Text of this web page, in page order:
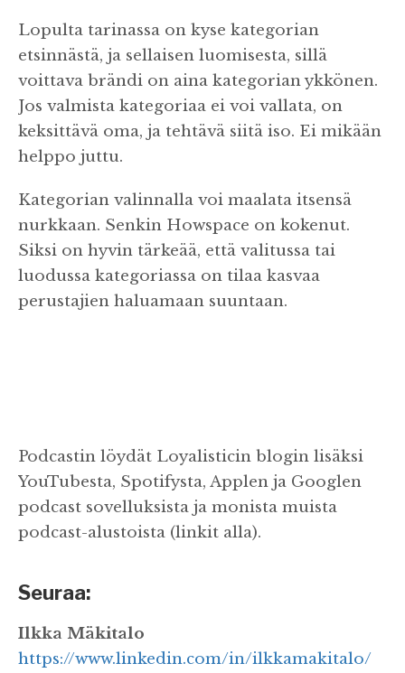
Lopulta tarinassa on kyse kategorian
etsinnästä, ja sellaisen luomisesta, sillä
voittava brändi on aina kategorian ykkönen.
Jos valmista kategoriaa ei voi vallata, on
keksittävä oma, ja tehtävä siitä iso. Ei mikään
helppo juttu.
Kategorian valinnalla voi maalata itsensä
nurkkaan. Senkin Howspace on kokenut.
Siksi on hyvin tärkeää, että valitussa tai
luodussa kategoriassa on tilaa kasvaa
perustajien haluamaan suuntaan.
Podcastin löydät Loyalisticin blogin lisäksi
YouTubesta, Spotifysta, Applen ja Googlen
podcast sovelluksista ja monista muista
podcast-alustoista (linkit alla).
Seuraa:
Ilkka Mäkitalo
⁠https://www.linkedin.com/in/ilkkamakitalo/⁠